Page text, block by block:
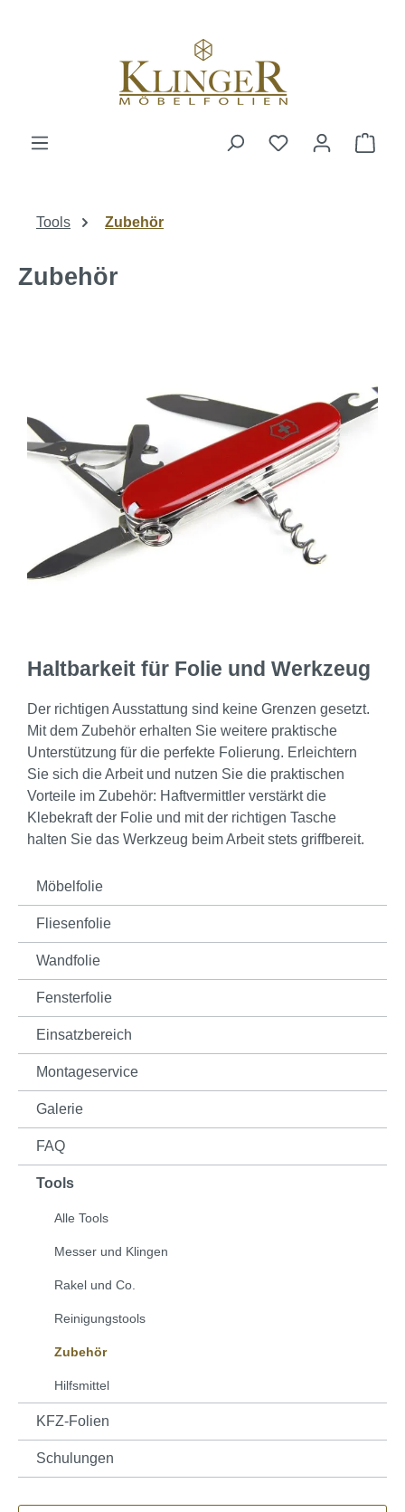
Tools Zubehör
Zubehör
Haltbarkeit für Folie und Werkzeug
Der richtigen Ausstattung sind keine Grenzen gesetzt.
Mit dem Zubehör erhalten Sie weitere praktische
Unterstützung für die perfekte Folierung. Erleichtern
Sie sich die Arbeit und nutzen Sie die praktischen
Vorteile im Zubehör: Haftvermittler verstärkt die
Klebekraft der Folie und mit der richtigen Tasche
halten Sie das Werkzeug beim Arbeit stets griffbereit.
Möbelfolie
Fliesenfolie
Wandfolie
Fensterfolie
Einsatzbereich
Montageservice
Galerie
FAQ
Tools
Alle Tools
Messer und Klingen
Rakel und Co.
Reinigungstools
Zubehör
Hilfsmittel
KFZ-Folien
Schulungen